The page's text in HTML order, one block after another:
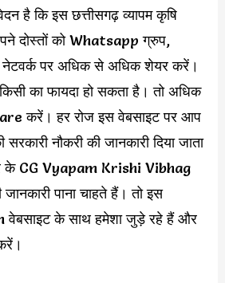
है कि इस छत्तीसगढ़ व्यापम कृषि
दोस्तों को Whatsapp ग्रुप,
पर अधिक से अधिक शेयर करें।
का फायदा हो सकता है। तो अधिक
करें। हर रोज इस वेबसाइट पर आप
नौकरी की जानकारी दिया जाता
के CG Vyapam Krishi Vibhag
पाना चाहते हैं। तो इस
वेबसाइट के साथ हमेशा जुड़े रहे हैं और